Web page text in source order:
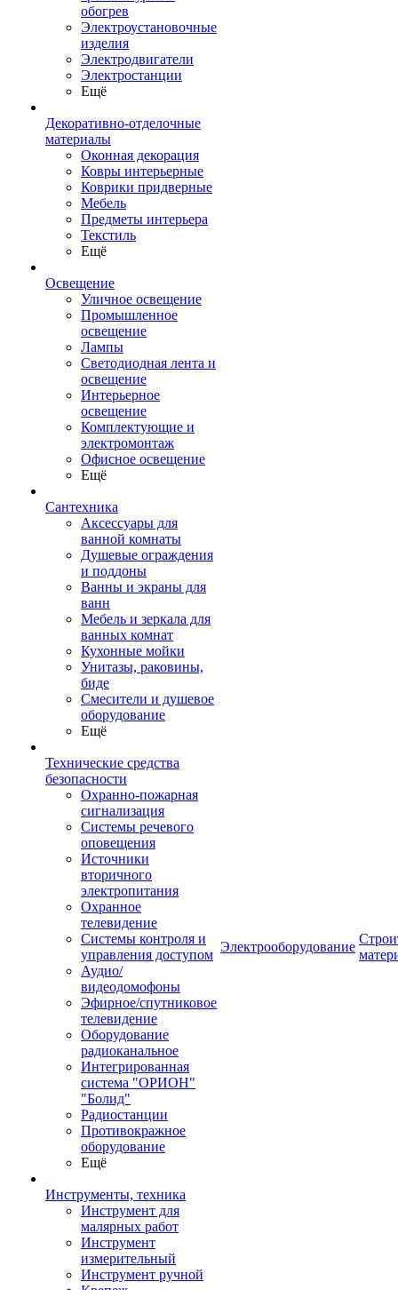
обогрев
Электроустановочные
изделия
Электродвигатели
Электростанции
Ещё
Декоративно-отделочные
материалы
Оконная декорация
Ковры интерьерные
Коврики придверные
Мебель
Предметы интерьера
Текстиль
Ещё
Освещение
Уличное освещение
Промышленное
освещение
Лампы
Светодиодная лента и
освещение
Интерьерное
освещение
Комплектующие и
электромонтаж
Офисное освещение
Ещё
Сантехника
Аксессуары для
ванной комнаты
Душевые ограждения
и поддоны
Ванны и экраны для
ванн
Мебель и зеркала для
ванных комнат
Кухонные мойки
Унитазы, раковины,
биде
Смесители и душевое
оборудование
Ещё
Технические средства
безопасности
Охранно-пожарная
сигнализация
Системы речевого
оповещения
Источники
вторичного
электропитания
Охранное
телевидение
Системы контроля и
управления доступом
Аудио/
видеодомофоны
Эфирное/спутниковое
телевидение
Оборудование
радиоканальное
Интегрированная
система "ОРИОН"
"Болид"
Радиостанции
Противокражное
оборудование
Ещё
Инструменты, техника
Инструмент для
малярных работ
Инструмент
измерительный
Инструмент ручной
Электрооборудование